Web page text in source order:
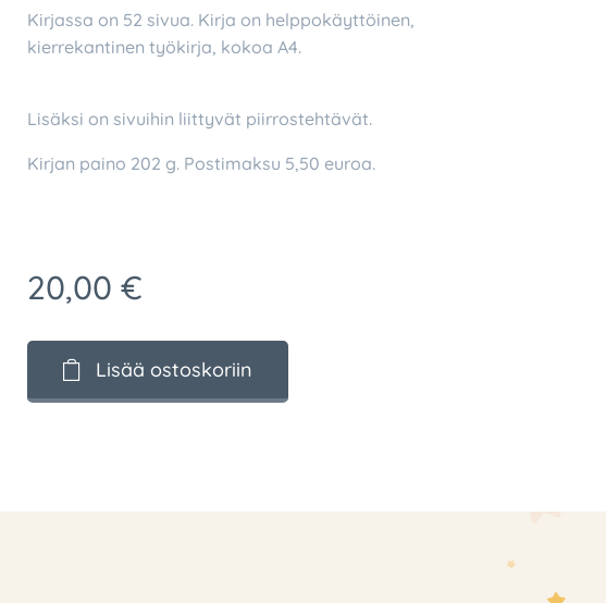
Kirjassa on 52 sivua. Kirja on helppokäyttöinen,
kierrekantinen työkirja, kokoa A4.
Lisäksi on sivuihin liittyvät piirrostehtävät.
Kirjan paino 202 g. Postimaksu 5,50 euroa.
20,00 €
Lisää ostoskoriin